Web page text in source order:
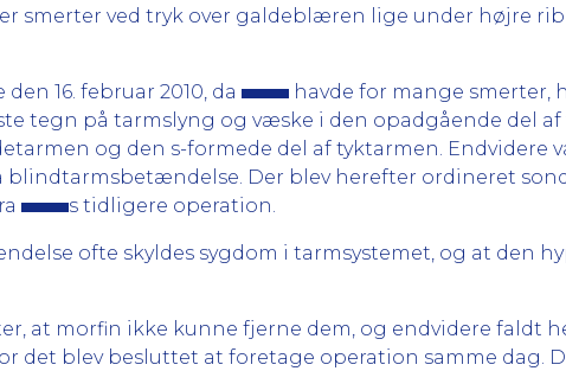
smerter ved tryk over galdeblæren lige under højre
16. februar 2010, da
havde for mange smerter,
tegn på tarmslyng og væske i den opadgående del af
og den s-formede del af tyktarmen. Endvidere
Der blev herefter ordineret
s tidligere operation.
ofte skyldes sygdom i tarmsystemet, og at den
at morfin ikke kunne fjerne dem, og endvidere faldt
det blev besluttet at foretage operation samme dag.